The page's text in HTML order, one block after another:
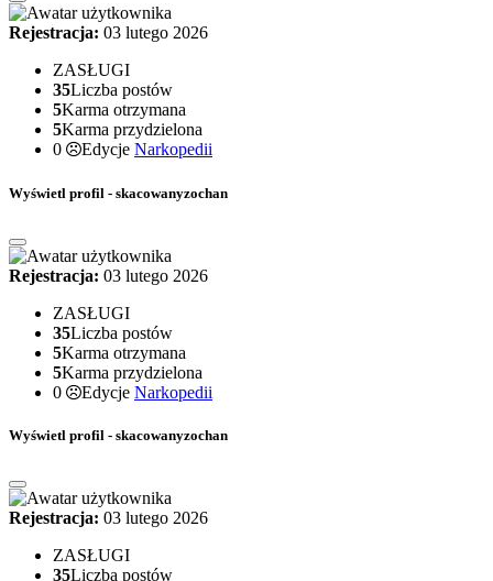
Rejestracja: 03 lutego 2026
ZASŁUGI
35Liczba postów
5Karma otrzymana
5Karma przydzielona
0
Edycje Narkopedii
Wyświetl profil - skacowanyzochan
Rejestracja: 03 lutego 2026
ZASŁUGI
35Liczba postów
5Karma otrzymana
5Karma przydzielona
0
Edycje Narkopedii
Wyświetl profil - skacowanyzochan
Rejestracja: 03 lutego 2026
ZASŁUGI
35Liczba postów